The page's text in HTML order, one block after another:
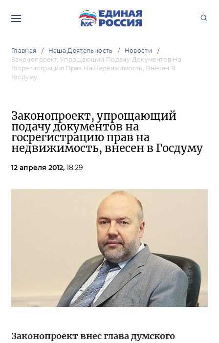
Главная Наша Деятельность
Новости
Законопроект, Упрощающий Подачу Документов На
Госрегистрацию Прав На Недвижимость, Внесен В
Госдуму
Законопроект, упрощающий
подачу документов на
госрегистрацию прав на
недвижимость, внесен в Госдуму
12 апреля 2012, 18:29
Законопроект внес глава думского